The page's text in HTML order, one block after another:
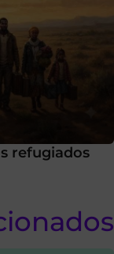
refugiados